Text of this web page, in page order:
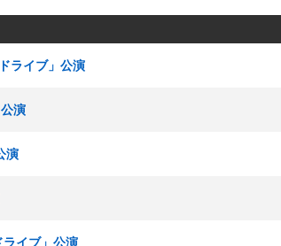
ライブ」公演
演
演
イブ」公演